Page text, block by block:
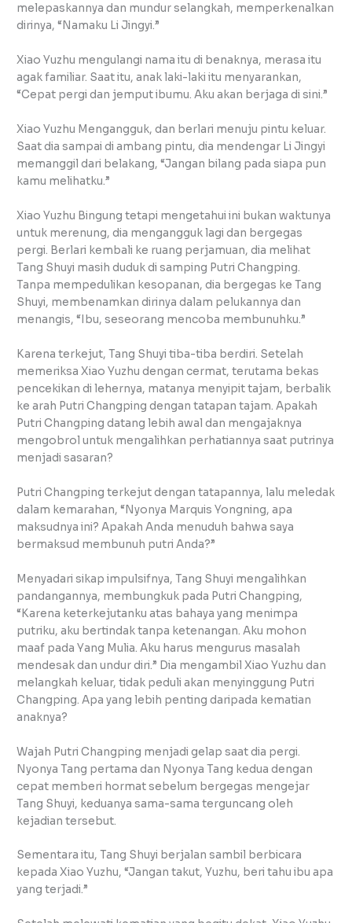
melepaskannya dan mundur selangkah, memperkenalkan
dirinya, “Namaku Li Jingyi.”
Xiao Yuzhu mengulangi nama itu di benaknya, merasa itu
agak familiar. Saat itu, anak laki-laki itu menyarankan,
“Cepat pergi dan jemput ibumu. Aku akan berjaga di sini.”
Xiao Yuzhu Mengangguk, dan berlari menuju pintu keluar.
Saat dia sampai di ambang pintu, dia mendengar Li Jingyi
memanggil dari belakang, “Jangan bilang pada siapa pun
kamu melihatku.”
Xiao Yuzhu Bingung tetapi mengetahui ini bukan waktunya
untuk merenung, dia mengangguk lagi dan bergegas
pergi. Berlari kembali ke ruang perjamuan, dia melihat
Tang Shuyi masih duduk di samping Putri Changping.
Tanpa mempedulikan kesopanan, dia bergegas ke Tang
Shuyi, membenamkan dirinya dalam pelukannya dan
menangis, “Ibu, seseorang mencoba membunuhku.”
Karena terkejut, Tang Shuyi tiba-tiba berdiri. Setelah
memeriksa Xiao Yuzhu dengan cermat, terutama bekas
pencekikan di lehernya, matanya menyipit tajam, berbalik
ke arah Putri Changping dengan tatapan tajam. Apakah
Putri Changping datang lebih awal dan mengajaknya
mengobrol untuk mengalihkan perhatiannya saat putrinya
menjadi sasaran?
Putri Changping terkejut dengan tatapannya, lalu meledak
dalam kemarahan, “Nyonya Marquis Yongning, apa
maksudnya ini? Apakah Anda menuduh bahwa saya
bermaksud membunuh putri Anda?”
Menyadari sikap impulsifnya, Tang Shuyi mengalihkan
pandangannya, membungkuk pada Putri Changping,
“Karena keterkejutanku atas bahaya yang menimpa
putriku, aku bertindak tanpa ketenangan. Aku mohon
maaf pada Yang Mulia. Aku harus mengurus masalah
mendesak dan undur diri.” Dia mengambil Xiao Yuzhu dan
melangkah keluar, tidak peduli akan menyinggung Putri
Changping. Apa yang lebih penting daripada kematian
anaknya?
Wajah Putri Changping menjadi gelap saat dia pergi.
Nyonya Tang pertama dan Nyonya Tang kedua dengan
cepat memberi hormat sebelum bergegas mengejar
Tang Shuyi, keduanya sama-sama terguncang oleh
kejadian tersebut.
Sementara itu, Tang Shuyi berjalan sambil berbicara
kepada Xiao Yuzhu, “Jangan takut, Yuzhu, beri tahu ibu apa
yang terjadi.”